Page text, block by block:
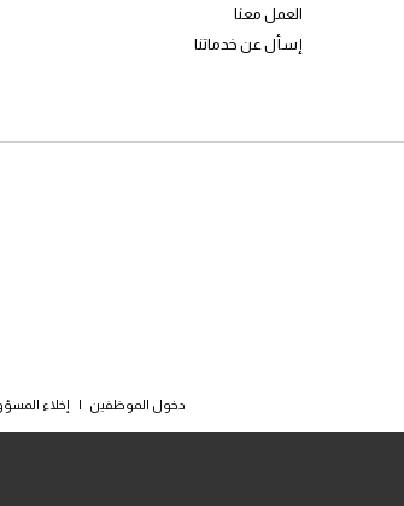
العمل معنا
إسأل عن خدماتنا
دخول الموظفين | إخلاء